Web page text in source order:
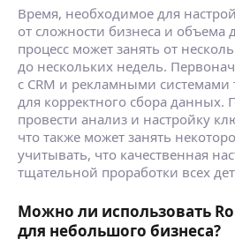
Время, необходимое для
от сложности бизнеса и
процесс может занять от
до нескольких недель.
с CRM и рекламными системами
для корректного сбора данных.
провести анализ и настройку
что также может занять
учитывать, что качественная
тщательной проработки всех
Можно ли использовать
для небольшого бизнеса?